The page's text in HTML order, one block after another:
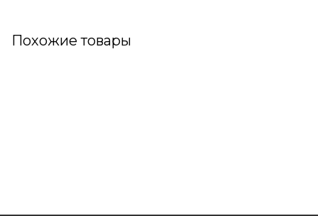
Похожие товары